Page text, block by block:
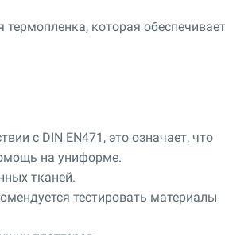
которая обеспечивает
с DIN EN471, это означает, что
на униформе.
тканей.
тестировать материалы